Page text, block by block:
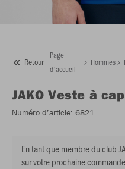
Retour
Page
d'accueil
Hommes
JAKO Veste à
Numéro d’article: 6821
En tant que membre du club
sur votre prochaine